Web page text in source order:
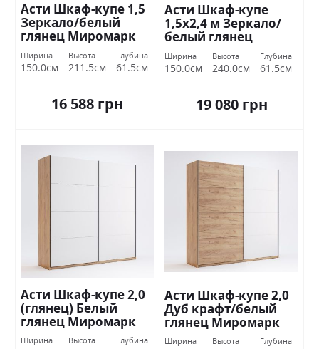
Асти Шкаф-купе 1,5
Зеркало/белый
глянец Миромарк
Ширина
150.0см
Высота
211.5см
Глубина
61.5см
16 588 грн
Асти Шкаф-купе
1,5х2,4 м Зеркало/
белый глянец
Миромарк
Ширина
150.0см
Высота
240.0см
Глубина
61.5см
19 080 грн
Асти Шкаф-купе 2,0
(глянец) Белый
глянец Миромарк
Ширина Высота Глубина
Асти Шкаф-купе 2,0
Дуб крафт/белый
глянец Миромарк
Ширина Высота Глубина